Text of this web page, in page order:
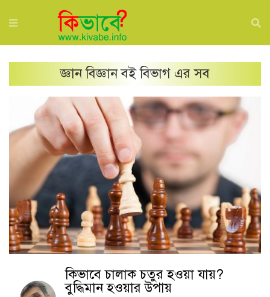
জ্ঞান বিজ্ঞান বইবিভাগ এর সব
কিভাবে চালাক চতুর হওয়া যায়?
বুদ্ধিমান হওয়ার উপায়